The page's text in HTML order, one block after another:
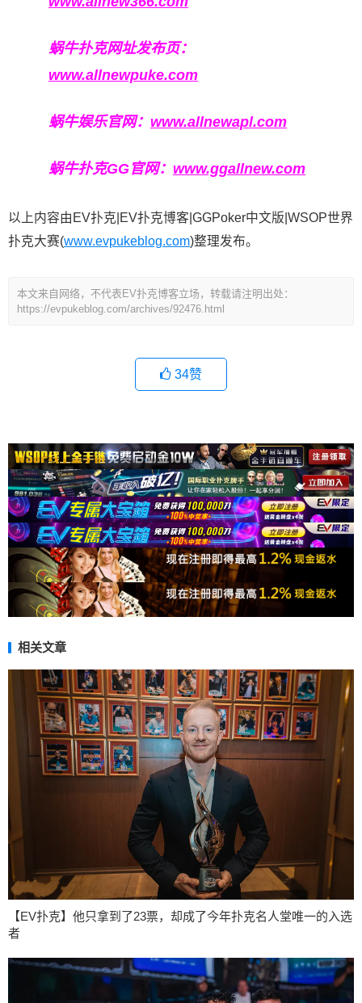
蜗牛扑克网址发布页：
www.allnewpuke.com
蜗牛娱乐官网： www.allnewapl.com
蜗牛扑克GG官网： www.ggallnew.com
以上内容由EV扑克|EV扑克博客|GGPoker中文版|WSOP世界
扑克大赛(www.evpukeblog.com)整理发布。
本文来自网络，不代表EV扑克博客立场，转载请注明出处：
https://evpukeblog.com/archives/92476.html
34赞
相关文章
【EV扑克】他只拿到了23票，却成了今年扑克名人堂唯一的入选
者